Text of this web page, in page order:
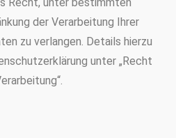
Recht, unter bestimmten
der Verarbeitung Ihrer
zu verlangen. Details hierzu
unter „Recht